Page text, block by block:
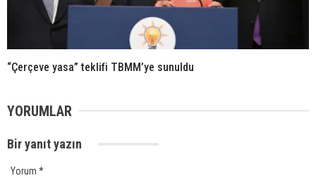
“Çerçeve yasa” teklifi TBMM’ye sunuldu
YORUMLAR
Bir yanıt yazın
Yorum *